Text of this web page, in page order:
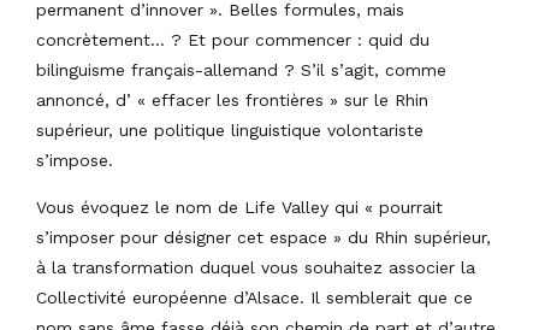
permanent d’innover ». Belles formules, mais
concrètement… ? Et pour commencer : quid du
bilinguisme français-allemand ? S’il s’agit, comme
annoncé, d’ « effacer les frontières » sur le Rhin
supérieur, une politique linguistique volontariste
s’impose.
Vous évoquez le nom de Life Valley qui « pourrait
s’imposer pour désigner cet espace » du Rhin supérieur,
à la transformation duquel vous souhaitez associer la
Collectivité européenne d’Alsace. Il semblerait que ce